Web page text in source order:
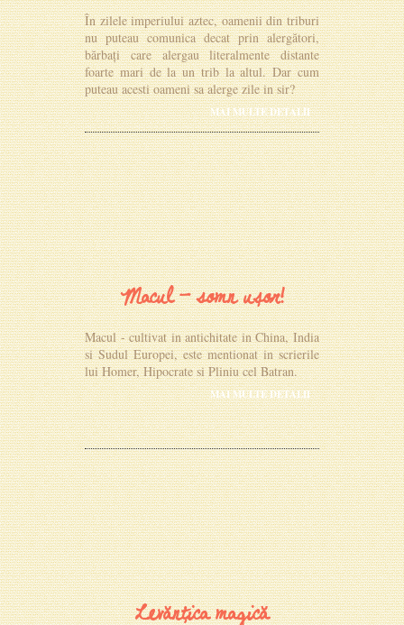
În zilele imperiului aztec, oamenii din triburi
nu puteau comunica decat prin alergători,
bărbați care alergau literalmente distante
foarte mari de la un trib la altul. Dar cum
puteau acesti oameni sa alerge zile in sir?
MAI MULTE DETALII
Macul - somn ușor!
Macul - cultivat in antichitate in China, India
si Sudul Europei, este mentionat in scrierile
lui Homer, Hipocrate si Pliniu cel Batran.
MAI MULTE DETALII
Levănțica magică